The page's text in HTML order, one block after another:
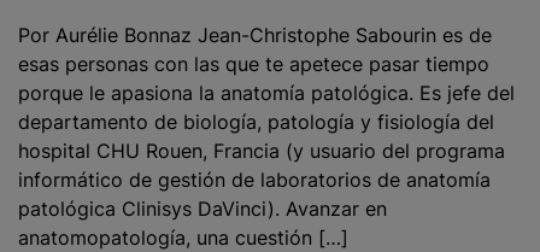
Por Aurélie Bonnaz Jean-Christophe Sabourin es de
esas personas con las que te apetece pasar tiempo
porque le apasiona la anatomía patológica. Es jefe del
departamento de biología, patología y fisiología del
hospital CHU Rouen, Francia (y usuario del programa
informático de gestión de laboratorios de anatomía
patológica Clinisys DaVinci). Avanzar en
anatomopatología, una cuestión […]